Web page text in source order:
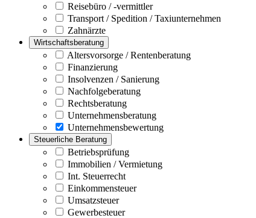
Reisebüro / -vermittler
Transport / Spedition / Taxiunternehmen
Zahnärzte
Wirtschaftsberatung
Altersvorsorge / Rentenberatung
Finanzierung
Insolvenzen / Sanierung
Nachfolgeberatung
Rechtsberatung
Unternehmensberatung
Unternehmensbewertung
Steuerliche Beratung
Betriebsprüfung
Immobilien / Vermietung
Int. Steuerrecht
Einkommensteuer
Umsatzsteuer
Gewerbesteuer